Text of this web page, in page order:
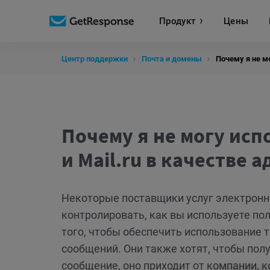
Продукт Цены
Центр поддержки Почта и домены Почему я не
Почему я не могу
и Mail.ru в качестве
Некоторые поставщики услуг
контролировать, как вы используете
того, чтобы обеспечить
сообщений. Они также хотят, чтобы
сообщение, оно приходит от компании,